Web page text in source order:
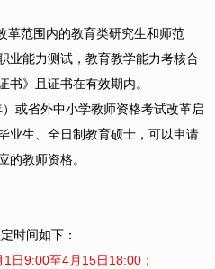
革范围内的教育类研究生和师范
业能力测试，教育教学能力考核合
书》且证书在有效期内。
或省外中小学教师资格考试改革启
业生、全日制教育硕士，可以申请
的教师资格。
时间如下：
日9:00至4月15日18:00；